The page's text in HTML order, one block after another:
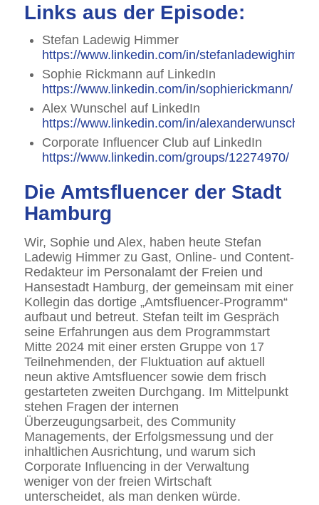
Links aus der Episode:
Stefan Ladewig Himmer
https://www.linkedin.com/in/
Sophie Rickmann auf LinkedIn
https://www.linkedin.com/in/sophierickmann/
Alex Wunschel auf LinkedIn
https://www.linkedin.com/in/alexanderwunschel/
Corporate Influencer Club auf LinkedIn
https://www.linkedin.com/groups/12274970/
Die Amtsfluencer der Stadt
Hamburg
Wir, Sophie und Alex, haben heute Stefan
Ladewig Himmer zu Gast, Online- und Content-
Redakteur im Personalamt der Freien und
Hansestadt Hamburg, der gemeinsam mit einer
Kollegin das dortige „Amtsfluencer-Programm“
aufbaut und betreut. Stefan teilt im Gespräch
seine Erfahrungen aus dem Programmstart
Mitte 2024 mit einer ersten Gruppe von 17
Teilnehmenden, der Fluktuation auf aktuell
neun aktive Amtsfluencer sowie dem frisch
gestarteten zweiten Durchgang. Im Mittelpunkt
stehen Fragen der internen
Überzeugungsarbeit, des Community
Managements, der Erfolgsmessung und der
inhaltlichen Ausrichtung, und warum sich
Corporate Influencing in der Verwaltung
weniger von der freien Wirtschaft
unterscheidet, als man denken würde.